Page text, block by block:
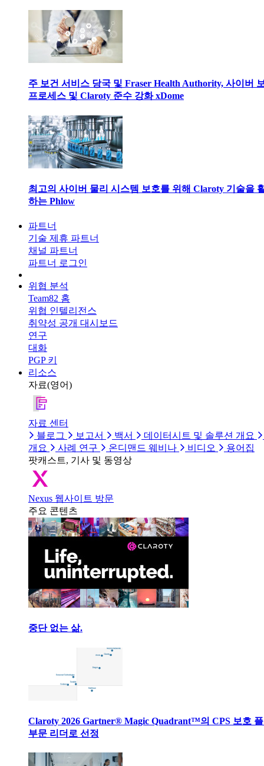
주 보건 서비스 당국 및 Fraser Health Authority, 사이버
프로세스 및 Claroty 준수 강화 xDome
최고의 사이버 물리 시스템 보호를 위해 Claroty 기술을
하는 Phlow
파트너
기술 제휴 파트너
채널 파트너
파트너 로그인
위협 분석
Team82 홈
위협 인텔리전스
취약성 공개 대시보드
연구
대화
PGP 키
리소스
자료(영어)
자료 센터
블로그
보고서 백서
데이터시트 및 솔루션 개요
개요
사례 연구 온디맨드 웨비나 비디오
용어집
팟캐스트, 기사 및 동영상
Nexus 웹사이트 방문
주요 콘텐츠
중단 없는 삶.
Claroty 2026 Gartner® Magic Quadrant™의 CPS 보호
부문 리더로 선정